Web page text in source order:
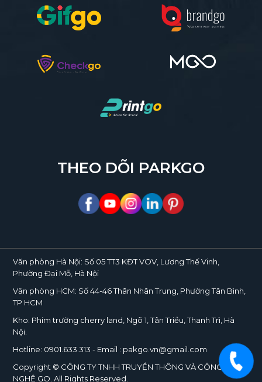
THEO DÕI PARKGO
Văn phòng Hà Nội: Số 05 TT3 KĐT VOV, Lương Thế Vinh,
Phường Đại Mỗ, Hà Nội
Văn phòng HCM: Số 44-46 Thân Nhân Trung, Phường Tân Bình,
TP HCM
Kho: Phim trường cherry land, Ngõ 1, Tân Triều, Thanh Trì, Hà
Nội.
Hotline: 0901.633.313 - Email : pakgo.vn@gmail.com
Copyright © CÔNG TY TNHH TRUYỀN THÔNG VÀ CÔNG
NGHỆ GO . All Rights Reserved.